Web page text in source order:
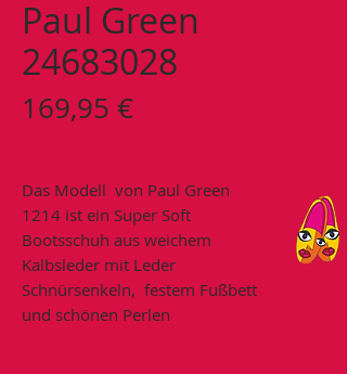
Paul Green
24683028
169,95 €Preis
Das Modell von Paul Green
1214 ist ein Super Soft
Bootsschuh aus weichem
Kalbsleder mit Leder
Schnürsenkeln, festem Fußbett
und schönen Perlen